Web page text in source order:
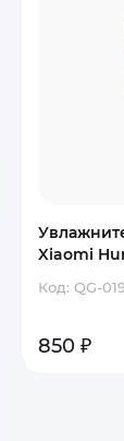
Xiaomi
Код: QG-
850 ₽